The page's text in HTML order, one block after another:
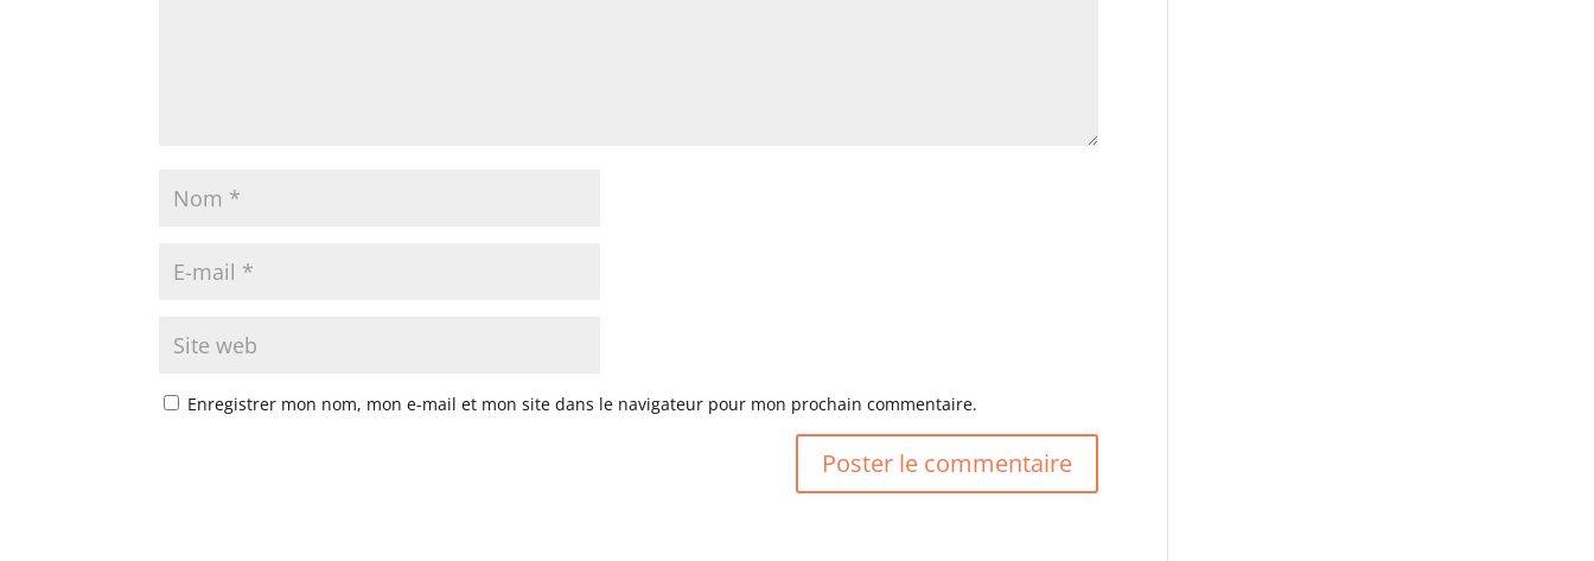
Enregistrer mon nom, mon e-mail et mon site dans le navigateur pour mon prochain commentaire.